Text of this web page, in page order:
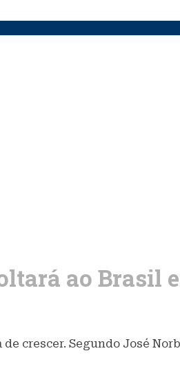
ao Brasil
de crescer. Segundo José